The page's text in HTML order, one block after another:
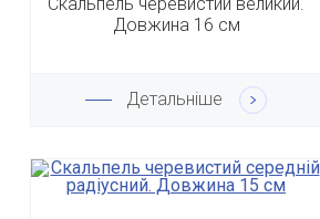
Довжина 16 см
Детальніше